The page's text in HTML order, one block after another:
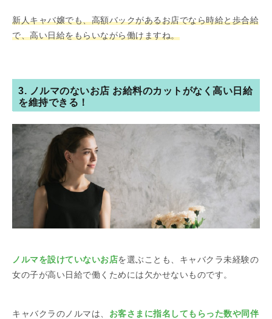
新人キャバ嬢でも、高額バックがあるお店でなら時給と歩合給
で、高い日給をもらいながら働けますね。
3. ノルマのないお店 お給料のカットがなく高い日給
を維持できる！
ノルマを設けていないお店を選ぶことも、キャバクラ未経験の
女の子が高い日給で働くためには欠かせないものです。
キャバクラのノルマは、 お客さまに指名してもらった数や同伴